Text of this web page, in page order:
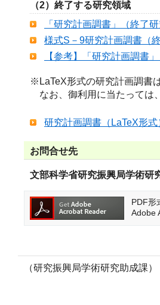
（2）終了する研究領域
「研究計画調書」（終了
様式S－9研究計画調書（
【参考】「研究計画調書
※LaTeX形式の研究計画調書
なお、御利用に当たっては
研究計画調書（LaTeX形
お問合せ先
文部科学省研究振興局学術研
PDF形
Adobe
（研究振興局学術研究助成課）